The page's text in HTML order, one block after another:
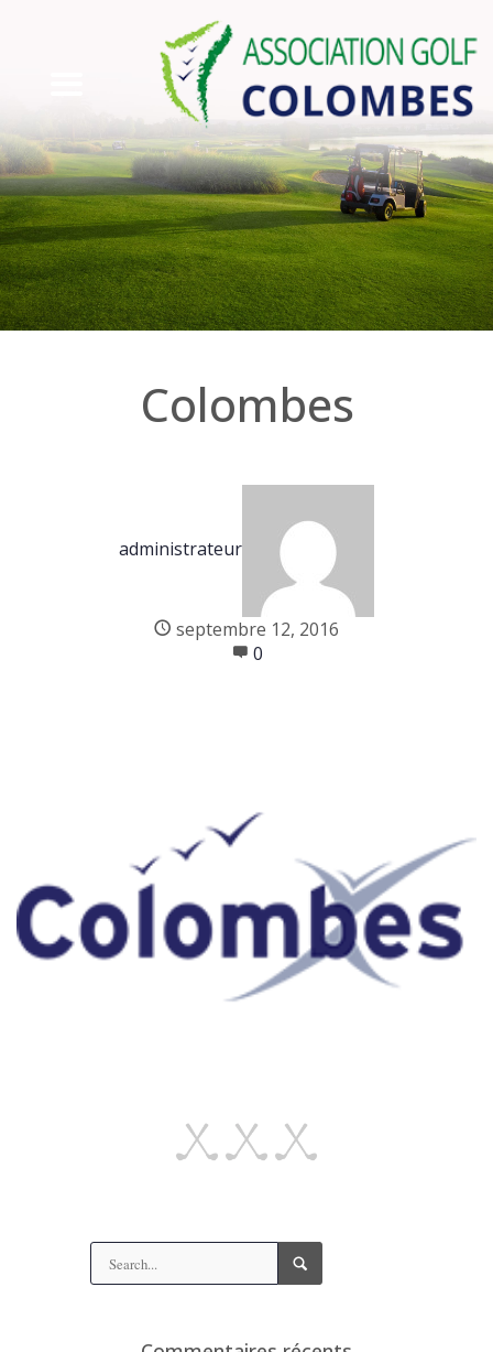
Colombes
administrateur
septembre 12, 2016
0